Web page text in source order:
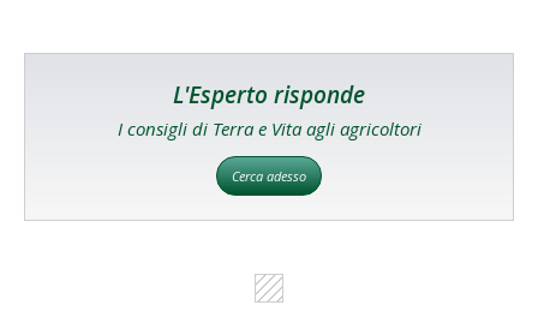
L'Esperto risponde
I consigli di Terra e Vita agli agricoltori
Cerca adesso